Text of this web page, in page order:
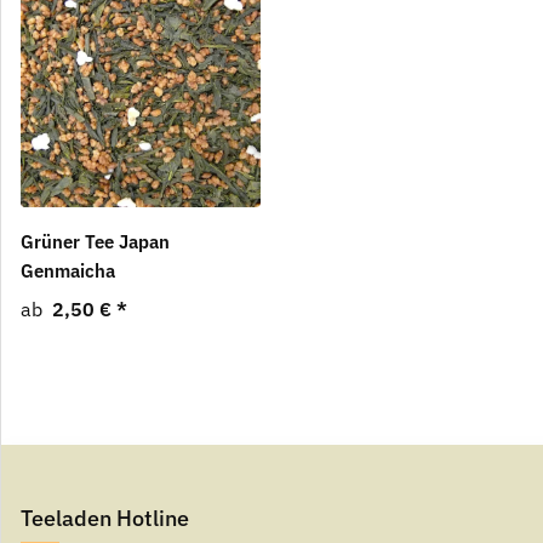
Grüner Tee Japan
Genmaicha
ab 2,50 € *
Teeladen Hotline